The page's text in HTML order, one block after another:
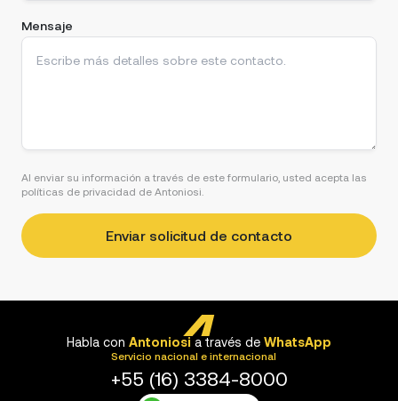
Mensaje
Al enviar su información a través de este formulario, usted acepta las
políticas de privacidad de Antoniosi.
Habla con Antoniosi a través de WhatsApp
Servicio nacional e internacional
+55 (16) 3384-8000